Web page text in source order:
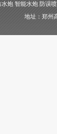
水炮 智能水炮 防误
地址：郑州